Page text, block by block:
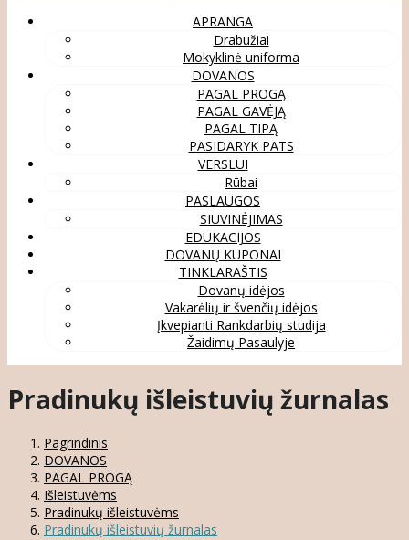
APRANGA
Drabužiai
Mokyklinė uniforma
DOVANOS
PAGAL PROGĄ
PAGAL GAVĖJĄ
PAGAL TIPĄ
PASIDARYK PATS
VERSLUI
Rūbai
PASLAUGOS
SIUVINĖJIMAS
EDUKACIJOS
DOVANŲ KUPONAI
TINKLARAŠTIS
Dovanų idėjos
Vakarėlių ir švenčių idėjos
Įkvepianti Rankdarbių studija
Žaidimų Pasaulyje
Pradinukų išleistuvių žurnalas
Pagrindinis
DOVANOS
PAGAL PROGĄ
Išleistuvėms
Pradinukų išleistuvėms
Pradinukų išleistuvių žurnalas